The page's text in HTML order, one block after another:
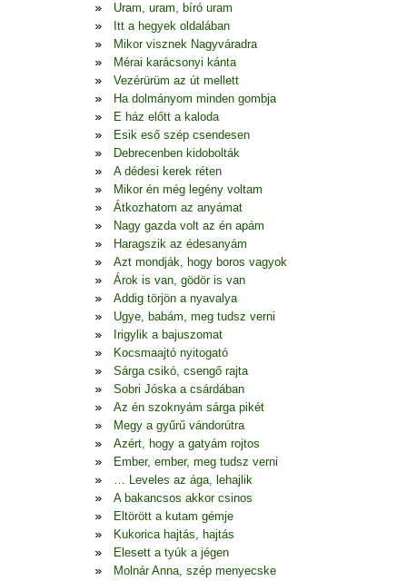
Uram, uram, bíró uram
Itt a hegyek oldalában
Mikor visznek Nagyváradra
Mérai karácsonyi kánta
Vezérürüm az út mellett
Ha dolmányom minden gombja
E ház előtt a kaloda
Esik eső szép csendesen
Debrecenben kidobolták
A dédesi kerek réten
Mikor én még legény voltam
Átkozhatom az anyámat
Nagy gazda volt az én apám
Haragszik az édesanyám
Azt mondják, hogy boros vagyok
Árok is van, gödör is van
Addig törjön a nyavalya
Ugye, babám, meg tudsz verni
Irigylik a bajuszomat
Kocsmaajtó nyitogató
Sárga csikó, csengő rajta
Sobri Jóska a csárdában
Az én szoknyám sárga pikét
Megy a gyűrű vándorútra
Azért, hogy a gatyám rojtos
Ember, ember, meg tudsz verni
… Leveles az ága, lehajlik
A bakancsos akkor csinos
Eltörött a kutam gémje
Kukorica hajtás, hajtás
Elesett a tyúk a jégen
Molnár Anna, szép menyecske